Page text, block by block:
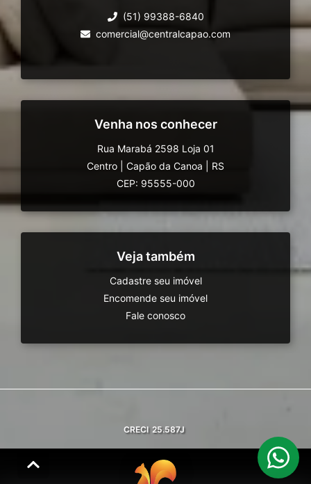
(51) 99388-6840
comercial@centralcapao.com
Venha nos conhecer
Rua Marabá 2598 Loja 01
Centro
Capão da Canoa
RS
CEP: 95555-000
Veja também
Cadastre seu imóvel
Encomende seu imóvel
Fale conosco
CRECI 25.587J